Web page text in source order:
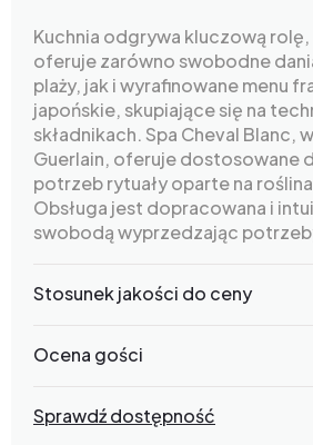
Kuchnia odgrywa kluczową
oferuje zarówno swobodne
plaży, jak i wyrafinowane menu
japońskie, skupiające się na
składnikach. Spa Cheval Blanc,
Guerlain, oferuje dostosowane
potrzeb rytuały oparte na
Obsługa jest dopracowana i
swobodą wyprzedzając
Stosunek jakości do ceny
Ocena gości
Sprawdź dostępność